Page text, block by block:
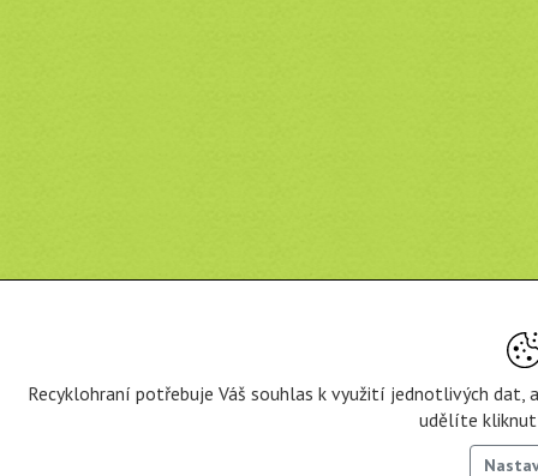
Recyklohraní potřebuje Váš souhlas k využití jednotlivých
udělíte